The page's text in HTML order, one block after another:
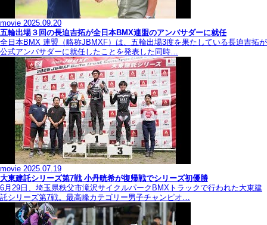
movie 2025.09.20
五輪出場３回の長迫吉拓が全日本BMX連盟のアンバサダーに就任
全日本BMX 連盟（略称JBMXF）は、五輪出場3度を果たしている長迫吉拓が
公式アンバサダーに就任したことを発表した同時…
movie 2025.07.19
大東建託シリーズ第7戦 ⼩丹晄希が復帰戦でシリーズ初優勝
6月29日、埼玉県秩父市滝沢サイクルパークBMXトラックで行われた大東建
託シリーズ第7戦。最高峰カテゴリー男子チャンピオ…